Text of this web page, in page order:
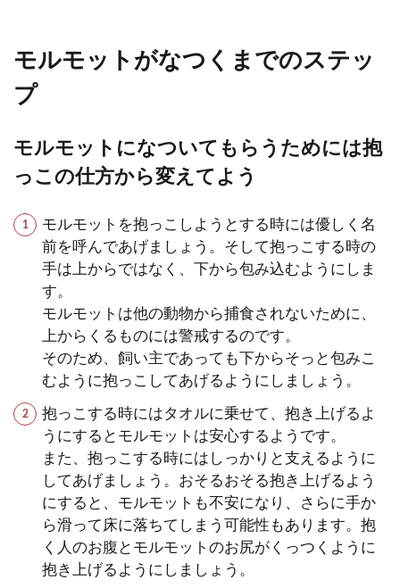
モルモットがなつくまでのステッ
プ
モルモットになついてもらうためには抱
っこの仕方から変えてよう
モルモットを抱っこしようとする時には優しく名
前を呼んであげましょう。そして抱っこする時の
手は上からではなく、下から包み込むようにしま
す。
モルモットは他の動物から捕食されないために、
上からくるものには警戒するのです。
そのため、飼い主であっても下からそっと包みこ
むように抱っこしてあげるようにしましょう。
抱っこする時にはタオルに乗せて、抱き上げるよ
うにするとモルモットは安心するようです。
また、抱っこする時にはしっかりと支えるように
してあげましょう。おそるおそる抱き上げるよう
にすると、モルモットも不安になり、さらに手か
ら滑って床に落ちてしまう可能性もあります。抱
く人のお腹とモルモットのお尻がくっつくように
抱き上げるようにしましょう。